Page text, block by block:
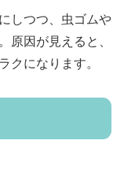
しつつ、虫ゴムや
原因が見えると、
クになります。